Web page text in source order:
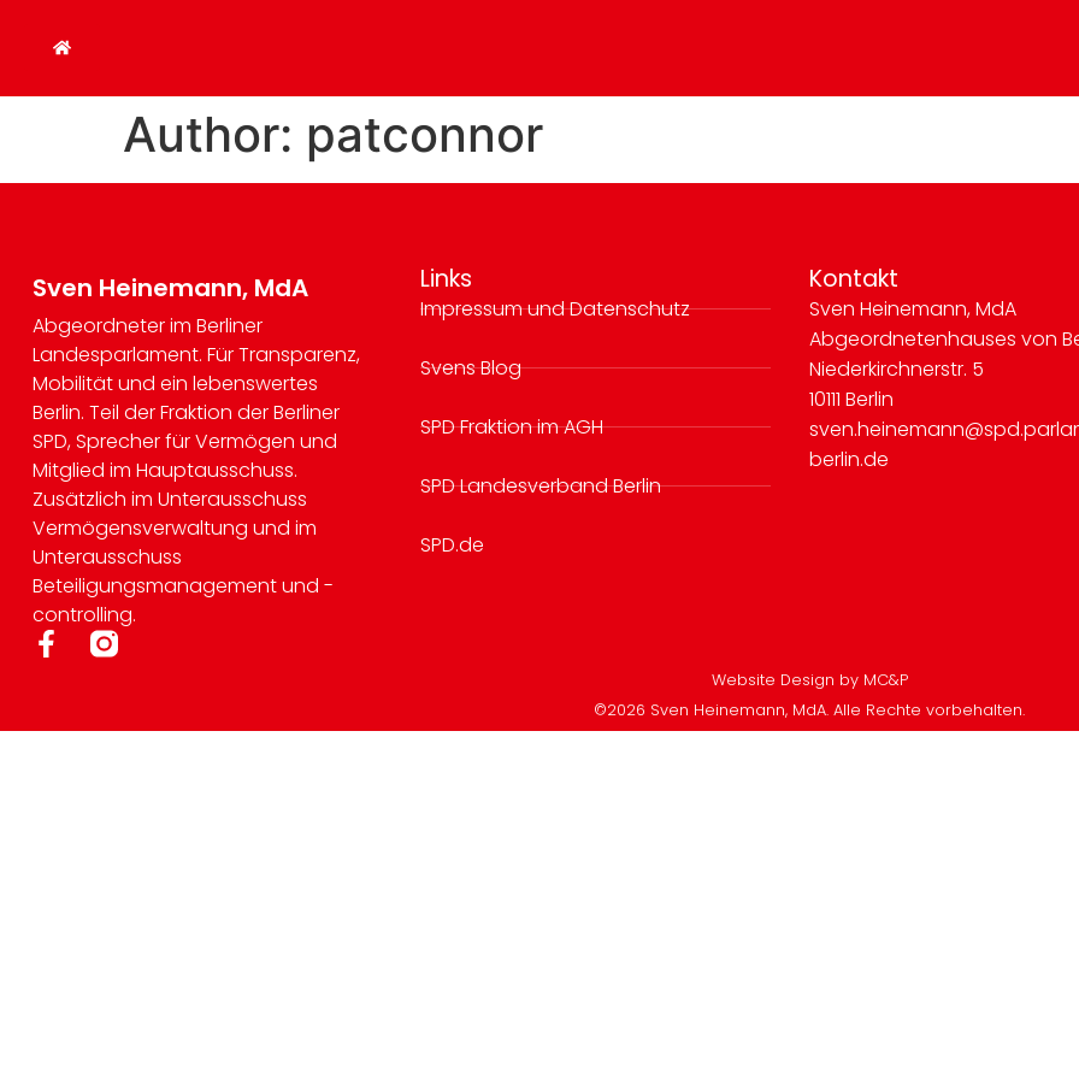
Author: patconnor
Sven Heinemann, MdA
Abgeordneter im Berliner
Landesparlament. Für Transparenz,
Mobilität und ein lebenswertes
Berlin. Teil der Fraktion der Berliner
SPD, Sprecher für Vermögen und
Mitglied im Hauptausschuss.
Zusätzlich im Unterausschuss
Vermögensverwaltung und im
Unterausschuss
Beteiligungsmanagement und -
controlling.
Links
Impressum und Datenschutz
Svens Blog
SPD Fraktion im AGH
SPD Landesverband Berlin
SPD.de
Kontakt
Sven Heinemann, MdA
Abgeordnetenhauses von
Niederkirchnerstr. 5
10111 Berlin
berlin.de
Website Design by MC&P
©2026 Sven Heinemann, MdA. Alle Rechte vorbehalten.